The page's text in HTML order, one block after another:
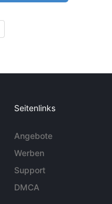
Seitenlinks
Angebote
Werben
Support
DMCA